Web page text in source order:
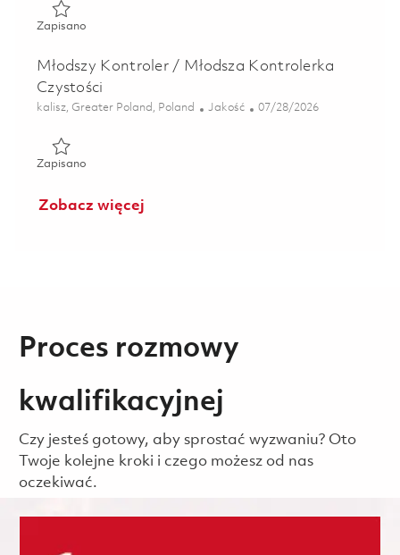
ZapisanoZapisano Starszy Kontroler/ Kontrolerka Jakości 01852014
Młodszy Kontroler / Młodsza Kontrolerka
Czystości
Lokalizacja
kalisz, Greater Poland, Poland Kategoria
Jakość Posted Date
07/28/2026
ZapisanoZapisano Młodszy Kontroler / Młodsza Kontrolerka
Zobacz więcej
Proces rozmowy
kwalifikacyjnej
Czy jesteś gotowy, aby sprostać wyzwaniu? Oto
Twoje kolejne kroki i czego możesz od nas
oczekiwać.